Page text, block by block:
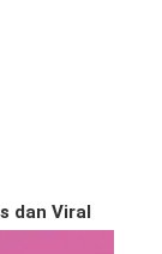
dan Viral